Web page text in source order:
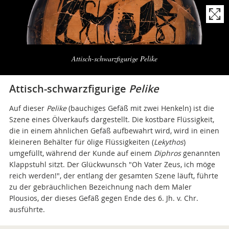
Attisch-schwarzfigurige Pelike
Naviga
Attisch-schwarzfigurige Pelike
Auf dieser Pelike(bauchiges Gefäß mit zwei Henkeln) ist die
Szene eines Ölverkaufs dargestellt. Die kostbare Flüssigkeit,
die in einem ähnlichen Gefäß aufbewahrt wird, wird in einen
kleineren Behälter für ölige Flüssigkeiten (Lekythos)
umgefüllt, während der Kunde auf einem Diphrosgenannten
Klappstuhl sitzt. Der Glückwunsch "Oh Vater Zeus, ich möge
reich werden!", der entlang der gesamten Szene läuft, führte
zu der gebräuchlichen Bezeichnung nach dem Maler
Plousios, der dieses Gefäß gegen Ende des 6. Jh. v. Chr.
ausführte.